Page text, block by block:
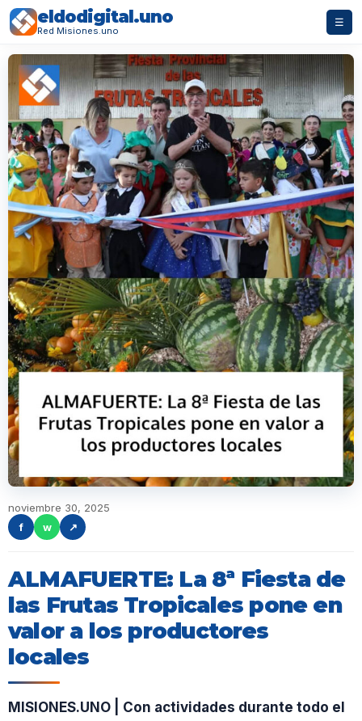
eldodigital.uno
Red Misiones.uno
☰
noviembre 30, 2025
f
w ↗
ALMAFUERTE: La 8ª Fiesta de
las Frutas Tropicales pone en
valor a los productores
locales
MISIONES.UNO | Con actividades durante todo el